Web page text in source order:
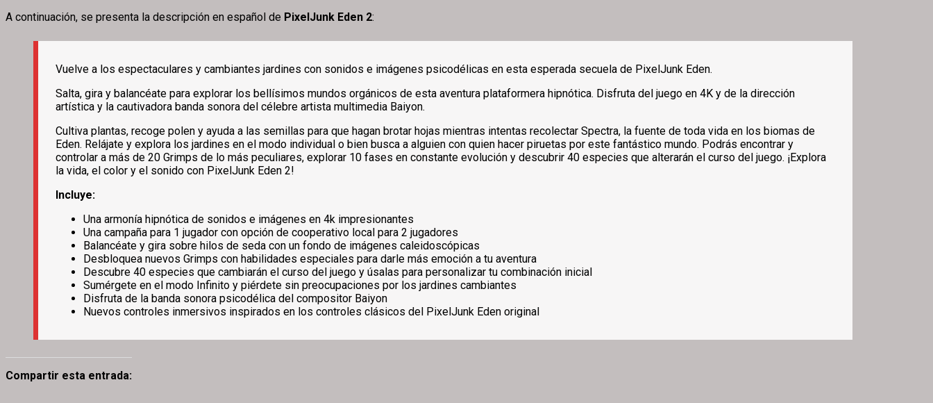
A continuación, se presenta la descripción en español de PixelJunk Eden 2:
Vuelve a los espectaculares y cambiantes jardines con sonidos e imágenes psicodélicas en esta esperada secuela de PixelJunk Eden.
Salta, gira y balancéate para explorar los bellísimos mundos orgánicos de esta aventura plataformera hipnótica. Disfruta del juego en 4K y de la dirección
artística y la cautivadora banda sonora del célebre artista multimedia Baiyon.
Cultiva plantas, recoge polen y ayuda a las semillas para que hagan brotar hojas mientras intentas recolectar Spectra, la fuente de toda vida en los biomas de
Eden. Relájate y explora los jardines en el modo individual o bien busca a alguien con quien hacer piruetas por este fantástico mundo. Podrás encontrar y
controlar a más de 20 Grimps de lo más peculiares, explorar 10 fases en constante evolución y descubrir 40 especies que alterarán el curso del juego. ¡Explora
la vida, el color y el sonido con PixelJunk Eden 2!
Incluye:
Una armonía hipnótica de sonidos e imágenes en 4k impresionantes
Una campaña para 1 jugador con opción de cooperativo local para 2 jugadores
Balancéate y gira sobre hilos de seda con un fondo de imágenes caleidoscópicas
Desbloquea nuevos Grimps con habilidades especiales para darle más emoción a tu aventura
Descubre 40 especies que cambiarán el curso del juego y úsalas para personalizar tu combinación inicial
Sumérgete en el modo Infinito y piérdete sin preocupaciones por los jardines cambiantes
Disfruta de la banda sonora psicodélica del compositor Baiyon
Nuevos controles inmersivos inspirados en los controles clásicos del PixelJunk Eden original
Compartir esta entrada: